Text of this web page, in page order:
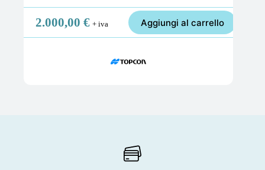
2.000,00 € + iva Aggiungi al carrello